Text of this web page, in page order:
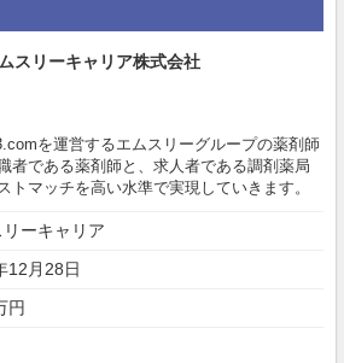
スリーキャリア株式会社
を運営するエムスリーグループの薬剤師
者である薬剤師と、求人者である調剤薬局
トマッチを高い水準で実現していきます。
リーキャリア
12月28日
円